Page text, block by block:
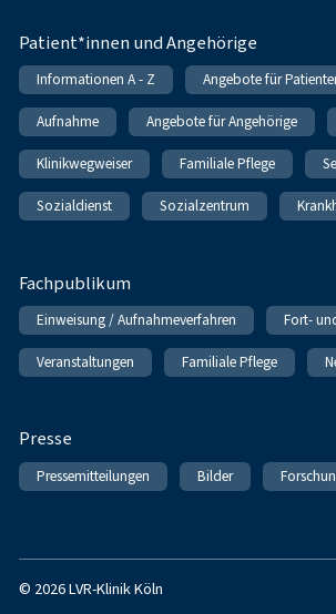
Patient*innen und Angehörige
Informationen A - Z Angebote für
Aufnahme Angebote für Angehörige
Klinikwegweiser Familiale Pflege
Sozialdienst Sozialzentrum
Fachpublikum
Einweisung / Aufnahmeverfahren Fort-
Veranstaltungen Familiale Pflege
Presse
Pressemitteilungen Bilder
© 2026 LVR-Klinik Köln